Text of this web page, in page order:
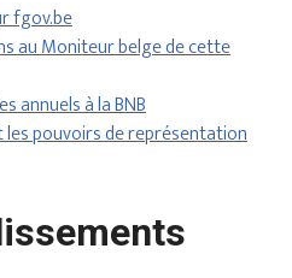
fgov.be
au Moniteur belge de cette
annuels à la BNB
pouvoirs de représentation